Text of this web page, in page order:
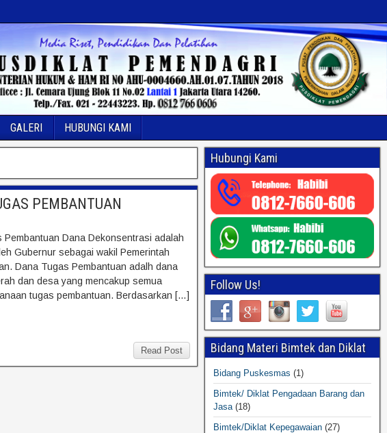
GALERI HUBUNGI KAMI
PEMBANTUAN
Dana Dekonsentrasi adalah
Gubernur sebagai wakil Pemerintah
Dana Tugas Pembantuan adalh dana
dan desa yang mencakup semua
tugas pembantuan. Berdasarkan […]
Read Post
Hubungi Kami
Follow Us!
Bidang Materi Bimtek dan Diklat
Bidang Puskesmas (1)
Bimtek/ Diklat Pengadaan Barang dan
Jasa (18)
Bimtek/Diklat Kepegawaian (27)